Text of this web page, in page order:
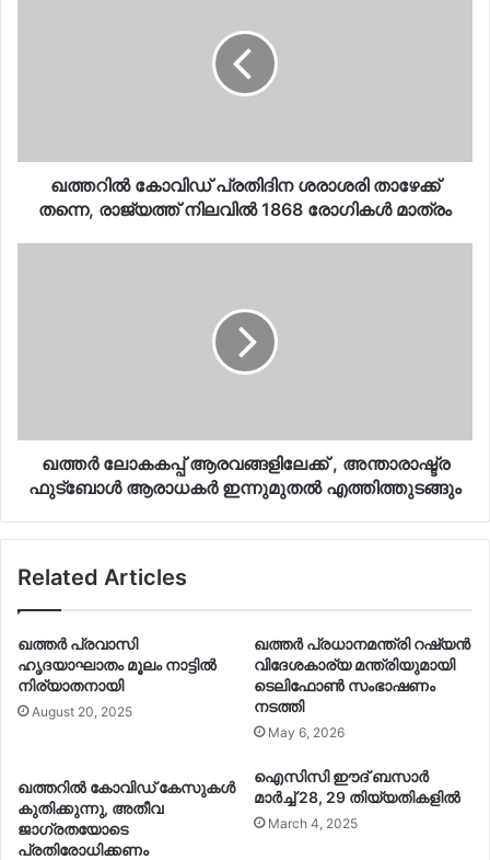
ഖത്തറില്‍ കോവിഡ് പ്രതിദിന ശരാശരി താഴേക്ക്
തന്നെ, രാജ്യത്ത് നിലവില്‍ 1868 രോഗികള്‍ മാത്രം
ഖത്തര്‍ ലോകകപ്പ് ആരവങ്ങളിലേക്ക് , അന്താരാഷ്ട്ര
ഫുട്‌ബോള്‍ ആരാധകര്‍ ഇന്നുമുതല്‍ എത്തിത്തുടങ്ങും
Related Articles
ഖത്തര്‍ പ്രവാസി
ഹൃദയാഘാതം മൂലം നാട്ടില്‍
നിര്യാതനായി
August 20, 2025
ഖത്തര്‍ പ്രധാനമന്ത്രി റഷ്യന്‍
വിദേശകാര്യ മന്ത്രിയുമായി
ടെലിഫോണ്‍ സംഭാഷണം
നടത്തി
May 6, 2026
ഖത്തറില്‍ കോവിഡ് കേസുകള്‍
കുതിക്കുന്നു, അതീവ
ജാഗ്രതയോടെ
പ്രതിരോധിക്കണം
ഐസിസി ഈദ് ബസാര്‍
മാര്‍ച്ച് 28, 29 തിയ്യതികളില്‍
March 4, 2025